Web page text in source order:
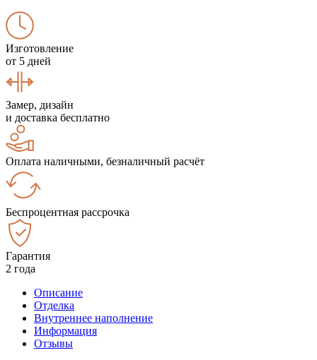
Изготовление
от 5 дней
Замер, дизайн
и доставка бесплатно
Оплата наличными, безналичный расчёт
Беспроцентная рассрочка
Гарантия
2 года
Описание
Отделка
Внутреннее наполнение
Информация
Отзывы